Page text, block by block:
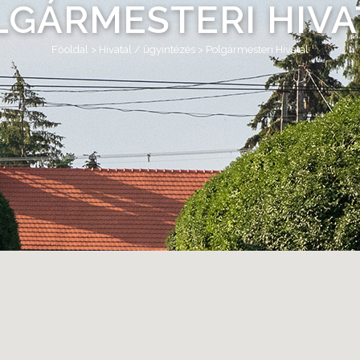
Főoldal > Hivatal / ügyintézés > Polgármesteri Hivatal